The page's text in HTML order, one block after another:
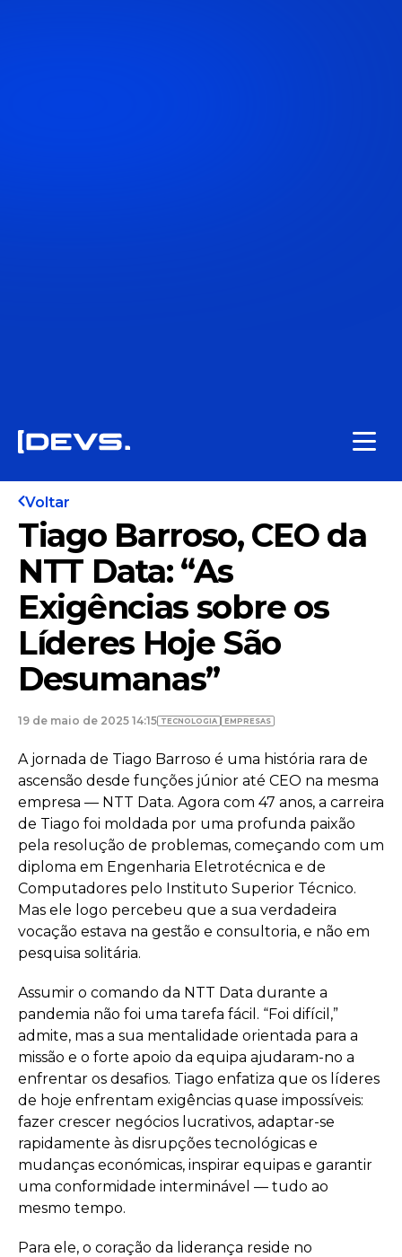
Voltar
Tiago Barroso, CEO da
NTT Data: “As
Exigências sobre os
Líderes Hoje São
Desumanas”
19 de maio de 2025 14:15 TECNOLOGIA EMPRESAS
A jornada de Tiago Barroso é uma história rara de
ascensão desde funções júnior até CEO na mesma
empresa — NTT Data. Agora com 47 anos, a carreira
de Tiago foi moldada por uma profunda paixão
pela resolução de problemas, começando com um
diploma em Engenharia Eletrotécnica e de
Computadores pelo Instituto Superior Técnico.
Mas ele logo percebeu que a sua verdadeira
vocação estava na gestão e consultoria, e não em
pesquisa solitária.
Assumir o comando da NTT Data durante a
pandemia não foi uma tarefa fácil. “Foi difícil,”
admite, mas a sua mentalidade orientada para a
missão e o forte apoio da equipa ajudaram-no a
enfrentar os desafios. Tiago enfatiza que os líderes
de hoje enfrentam exigências quase impossíveis:
fazer crescer negócios lucrativos, adaptar-se
rapidamente às disrupções tecnológicas e
mudanças económicas, inspirar equipas e garantir
uma conformidade interminável — tudo ao
mesmo tempo.
Para ele, o coração da liderança reside no